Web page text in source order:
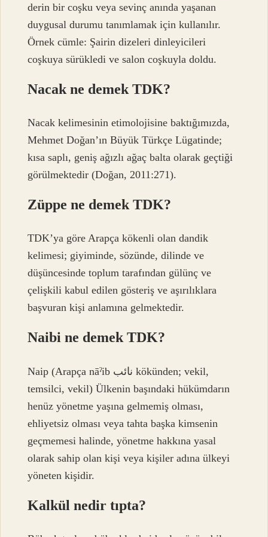
derin bir coşku veya sevinç anında yaşanan
duygusal durumu tanımlamak için kullanılır.
Örnek cümle: Şairin dizeleri dinleyicileri
coşkuya sürükledi ve salon coşkuyla doldu.
Nacak ne demek TDK?
Nacak kelimesinin etimolojisine baktığımızda,
Mehmet Doğan’ın Büyük Türkçe Lügatinde;
kısa saplı, geniş ağızlı ağaç balta olarak geçtiği
görülmektedir (Doğan, 2011:271).
Züppe ne demek TDK?
TDK’ya göre Arapça kökenli olan dandik
kelimesi; giyiminde, sözünde, dilinde ve
düşüncesinde toplum tarafından gülünç ve
çelişkili kabul edilen gösteriş ve aşırılıklara
başvuran kişi anlamına gelmektedir.
Naibi ne demek TDK?
Naip (Arapça nāˀib نائب kökünden; vekil,
temsilci, vekil) Ülkenin başındaki hükümdarın
henüz yönetme yaşına gelmemiş olması,
ehliyetsiz olması veya tahta başka kimsenin
geçmemesi halinde, yönetme hakkına yasal
olarak sahip olan kişi veya kişiler adına ülkeyi
yöneten kişidir.
Kalkül nedir tıpta?